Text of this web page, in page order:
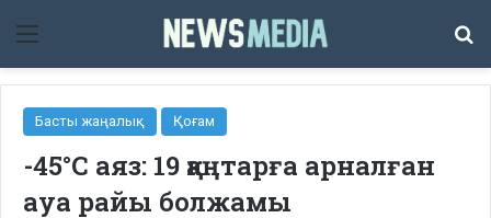
Мәзір
Басты жаңалық Қоғам
-45°C аяз: 19 қаңтарға арналған
ауа райы болжамы